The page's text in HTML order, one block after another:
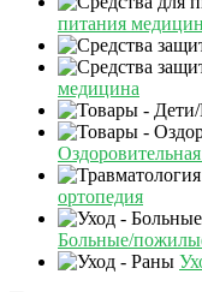
питания
медицина
ортопедия
Больные/